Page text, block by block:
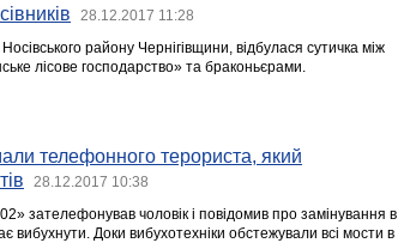
28.12.2017 11:28
району Чернігівщини, відбулася сутичка між
лісове господарство» та браконьєрами.
телефонного терориста, який
28.12.2017 10:38
зателефонував чоловік і повідомив про замінування в
вибухнути. Доки вибухотехніки обстежували всі мости в